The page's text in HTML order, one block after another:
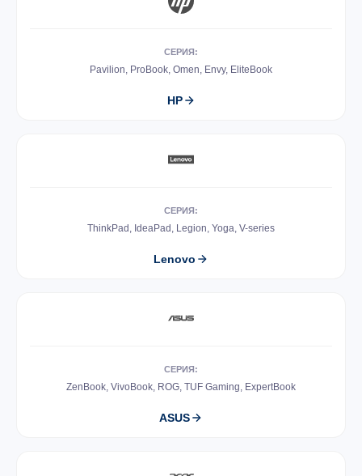
СЕРИЯ:
Pavilion, ProBook, Omen, Envy, EliteBook
HP
СЕРИЯ:
ThinkPad, IdeaPad, Legion, Yoga, V-series
Lenovo
СЕРИЯ:
ZenBook, VivoBook, ROG, TUF Gaming, ExpertBook
ASUS